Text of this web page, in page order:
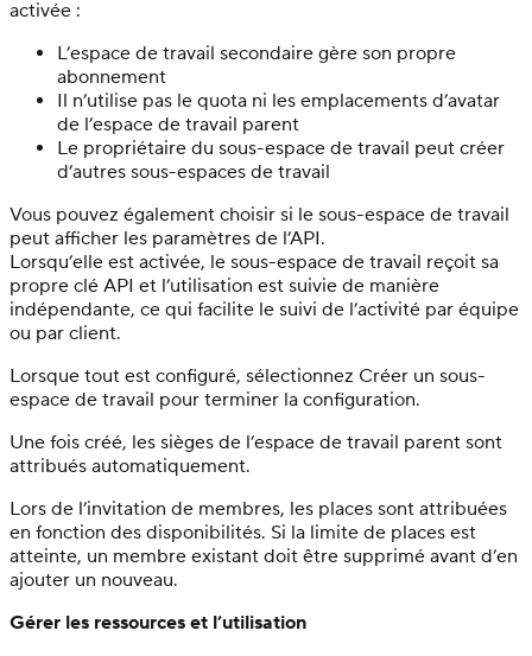
activée :
L’espace de travail secondaire gère son propre
abonnement
Il n’utilise pas le quota ni les emplacements d’avatar
de l’espace de travail parent
Le propriétaire du sous-espace de travail peut créer
d’autres sous-espaces de travail
Vous pouvez également choisir si le sous-espace de travail
peut afficher les paramètres de l’API.
Lorsqu’elle est activée, le sous-espace de travail reçoit sa
propre clé API et l’utilisation est suivie de manière
indépendante, ce qui facilite le suivi de l’activité par équipe
ou par client.
Lorsque tout est configuré, sélectionnez Créer un sous-
espace de travail pour terminer la configuration.
Une fois créé, les sièges de l’espace de travail parent sont
attribués automatiquement.
Lors de l’invitation de membres, les places sont attribuées
en fonction des disponibilités. Si la limite de places est
atteinte, un membre existant doit être supprimé avant d’en
ajouter un nouveau.
Gérer les ressources et l’utilisation